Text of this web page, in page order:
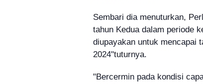
Sembari dia menuturkan,
tahun Kedua dalam periode
diupayakan untuk mencapai
2024"tuturnya.
"Bercermin pada kondisi